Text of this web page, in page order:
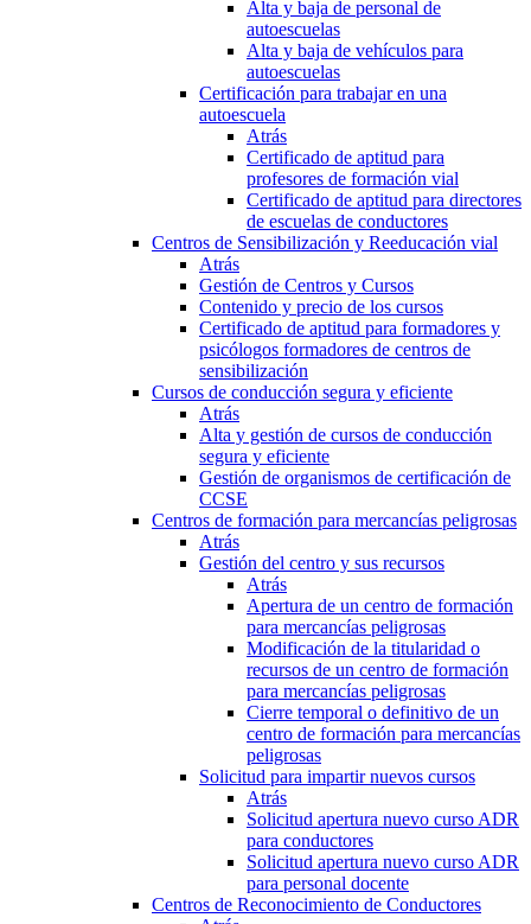
Alta y baja de personal de
autoescuelas
Alta y baja de vehículos para
autoescuelas
Certificación para trabajar en una
autoescuela
Atrás
Certificado de aptitud para
profesores de formación vial
Certificado de aptitud para directores
de escuelas de conductores
Centros de Sensibilización y Reeducación vial
Atrás
Gestión de Centros y Cursos
Contenido y precio de los cursos
Certificado de aptitud para formadores y
psicólogos formadores de centros de
sensibilización
Cursos de conducción segura y eficiente
Atrás
Alta y gestión de cursos de conducción
segura y eficiente
Gestión de organismos de certificación de
CCSE
Centros de formación para mercancías peligrosas
Atrás
Gestión del centro y sus recursos
Atrás
Apertura de un centro de formación
para mercancías peligrosas
Modificación de la titularidad o
recursos de un centro de formación
para mercancías peligrosas
Cierre temporal o definitivo de un
centro de formación para mercancías
peligrosas
Solicitud para impartir nuevos cursos
Atrás
Solicitud apertura nuevo curso ADR
para conductores
Solicitud apertura nuevo curso ADR
para personal docente
Centros de Reconocimiento de Conductores